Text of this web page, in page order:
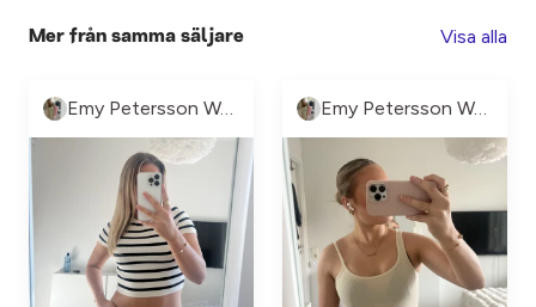
Mer från samma säljare Visa alla
Emy Petersson Wennborg Emy Petersson Wennborg